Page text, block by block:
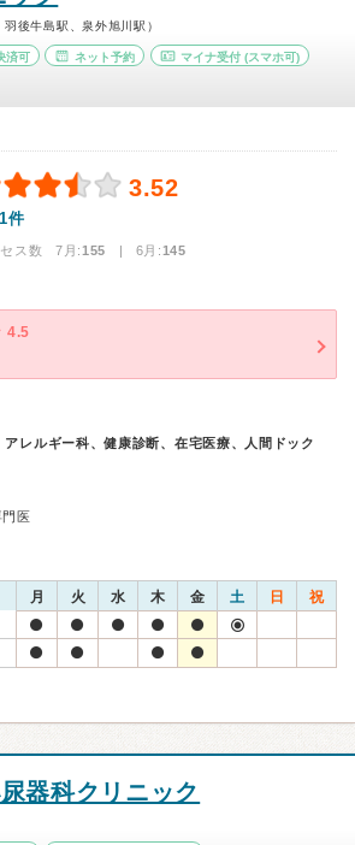
後牛島駅、泉外旭川駅）
済可 ネット予約 マイナ受付 (スマホ可)
3.52
1件
セス数 7月:155 | 6月:145
4.5
レルギー科、健康診断、在宅医療、人間ドック
医
月 火 水 木 金 土 日 祝
器科クリニック